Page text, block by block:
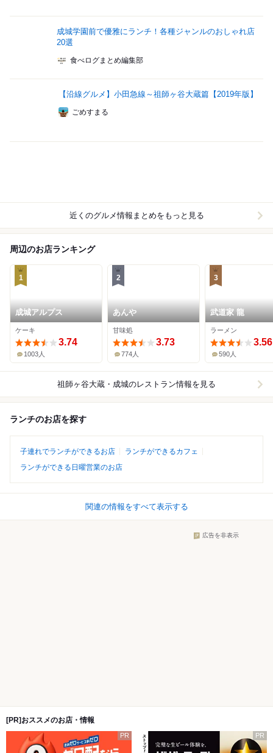
成城学園前で優雅にランチ！各種ジャンルのおしゃれ店
20選
食べログまとめ編集部
【沿線グルメ】小田急線～祖師ヶ谷大蔵篇【2019年版】
ごめすまる
近くのグルメ情報まとめをもっと見る
周辺のお店ランキング
1
成城アルプス
ケーキ
3.74
1003人
2
あんや
甘味処
3.73
774人
3
武道家 龍
ラーメン
3.56
590人
祖師ヶ谷大蔵・成城のレストラン情報を見る
ランチのお店を探す
子連れでランチができるお店
ランチができるカフェ
ランチができる日曜営業のお店
関連の情報をすべて表示する
広告を非表示
[PR]おススメのお店・情報
PR PR